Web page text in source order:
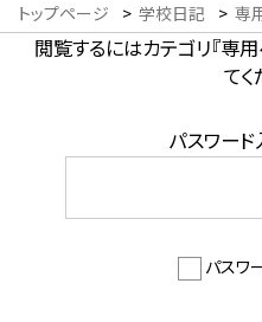
トップページ > 学校日記 > 専
閲覧するにはカテゴリ『専
て
パスワー
パスワ